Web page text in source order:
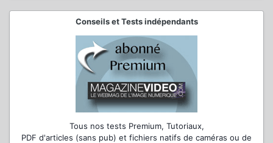
Conseils et Tests indépendants
Tous nos tests Premium, Tutoriaux,
PDF d'articles (sans pub) et fichiers natifs de caméras ou de